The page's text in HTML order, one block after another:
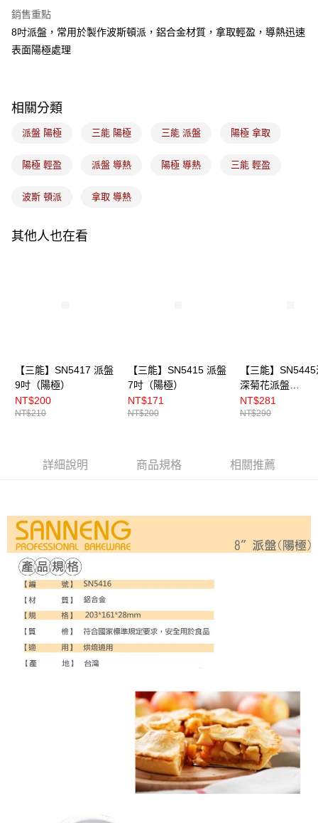
7-11取貨(5kg以內，尺寸不超過90cm)
付款後門市自取
免運費
銷售重點
8吋派盤，常用於製作波斯頓派，鋁合金材質，拿取輕盈，導熱迅速
表面陽極處理
相關分類
派盤 陽極 三能 陽極 三能 派盤 陽極 拿取
陽極 輕盈 派盤 導熱 陽極 導熱 三能 輕盈
波斯 頓派 拿取 導熱
其他人也在看
【三能】SN5417 派盤
9吋（陽極）
NT$200
NT$210
【三能】SN5415 派盤
7吋（陽極）
NT$171
NT$200
【三能】
深菊花派盤
17.7cm（陽極）
NT$281
NT$290
詳細說明 商品規格 相關推薦